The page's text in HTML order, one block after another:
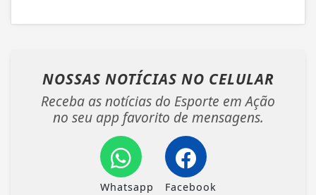
NOSSAS NOTÍCIAS NO CELULAR
Receba as notícias do Esporte em Ação
no seu app favorito de mensagens.
Whatsapp Facebook